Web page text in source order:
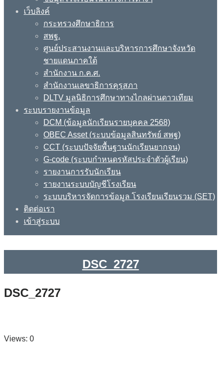
เว็บลิงค์
กระทรวงศึกษาธิการ
สพฐ.
ศูนย์ประสานงานและบริหารการศึกษาจังหวัด
ชายแดนภาคใต้
สำนักงาน ก.ค.ศ.
สำนักงานเลขาธิการคุรุสภา
DLTV มูลนิธิการศึกษาทางไกลผ่านดาวเทียม
ระบบรายงานข้อมูล
DCM (ข้อมูลนักเรียนรายบุคคล 2568)
OBEC Asset (ระบบข้อมูลสินทรัพย์ สพฐ)
CCT (ระบบปัจจัยพื้นฐานนักเรียนยากจน)
G-code (ระบบกำหนดรหัสประจำตัวผู้เรียน)
รายงานการรับนักเรียน
รายงานระบบบัญชีโรงเรียน
ระบบบริหารจัดการข้อมูล โรงเรียนเรียนรวม (SET)
ติดต่อเรา
เข้าสู่ระบบ
DSC_2727
DSC_2727
Views: 0